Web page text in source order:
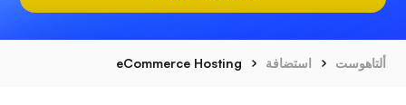
ألتاهوست استضافة eCommerce Hosting